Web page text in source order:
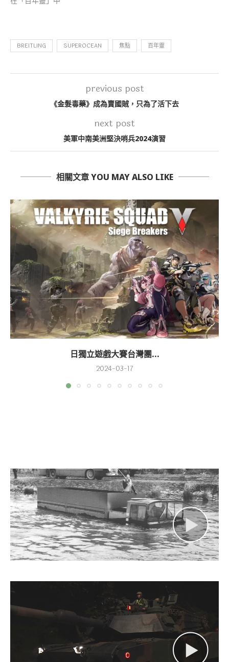
BREITLING SUPEROCEAN 焦點 百年靈
previous post
《金髮毒藥》成為賣國賊，只為了活下去
next post
美軍中南美洲堅決哨兵2024演習
相關文章 YOU MAY ALSO LIKE
日獨立遊戲大賽台灣團...
2024-03-17